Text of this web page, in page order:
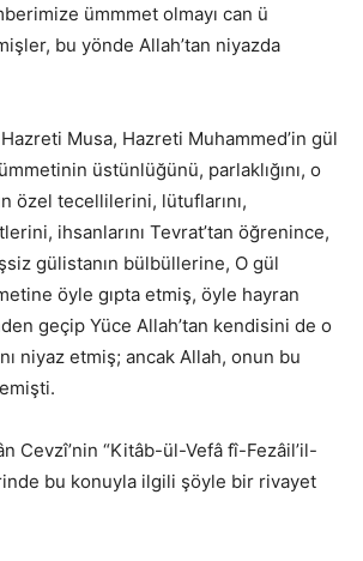
ümmmet olmayı can ü
bu yönde Allah’tan niyazda
Musa, Hazreti Muhammed’in gül
üstünlüğünü, parlaklığını, o
özel tecellilerini, lütuflarını,
ihsanlarını Tevrat’tan öğrenince,
gülistanın bülbüllerine, O gül
öyle gıpta etmiş, öyle hayran
geçip Yüce Allah’tan kendisini de o
niyaz etmiş; ancak Allah, onun bu
Cevzî’nin “Kitâb-ül-Vefâ fî-Fezâil’il-
bu konuyla ilgili şöyle bir rivayet